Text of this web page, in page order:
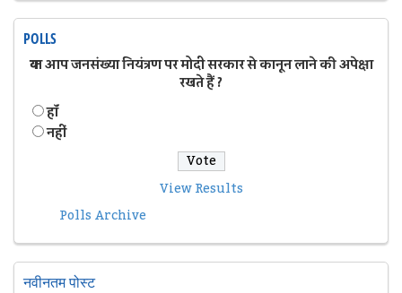
POLLS
क्या आप जनसंख्या नियंत्रण पर मोदी सरकार से कानून लाने की अपेक्षा
रखते हैं ?
हॉं
नहीं
View Results
Polls Archive
नवीनतम पोस्ट